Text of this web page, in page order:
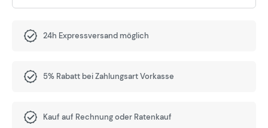
24h Expressversand möglich
5% Rabatt bei Zahlungsart Vorkasse
Kauf auf Rechnung oder Ratenkauf